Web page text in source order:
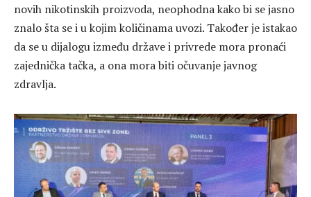
novih nikotinskih proizvoda, neophodna kako bi se jasno
znalo šta se i u kojim količinama uvozi. Također je istakao
da se u dijalogu između države i privrede mora pronaći
zajednička tačka, a ona mora biti očuvanje javnog
zdravlja.